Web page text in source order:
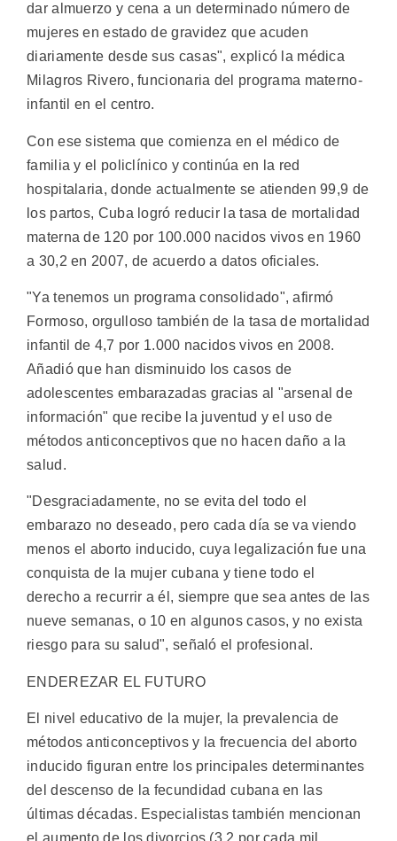
dar almuerzo y cena a un determinado número de
mujeres en estado de gravidez que acuden
diariamente desde sus casas", explicó la médica
Milagros Rivero, funcionaria del programa materno-
infantil en el centro.
Con ese sistema que comienza en el médico de
familia y el policlínico y continúa en la red
hospitalaria, donde actualmente se atienden 99,9 de
los partos, Cuba logró reducir la tasa de mortalidad
materna de 120 por 100.000 nacidos vivos en 1960
a 30,2 en 2007, de acuerdo a datos oficiales.
"Ya tenemos un programa consolidado", afirmó
Formoso, orgulloso también de la tasa de mortalidad
infantil de 4,7 por 1.000 nacidos vivos en 2008.
Añadió que han disminuido los casos de
adolescentes embarazadas gracias al "arsenal de
información" que recibe la juventud y el uso de
métodos anticonceptivos que no hacen daño a la
salud.
"Desgraciadamente, no se evita del todo el
embarazo no deseado, pero cada día se va viendo
menos el aborto inducido, cuya legalización fue una
conquista de la mujer cubana y tiene todo el
derecho a recurrir a él, siempre que sea antes de las
nueve semanas, o 10 en algunos casos, y no exista
riesgo para su salud", señaló el profesional.
ENDEREZAR EL FUTURO
El nivel educativo de la mujer, la prevalencia de
métodos anticonceptivos y la frecuencia del aborto
inducido figuran entre los principales determinantes
del descenso de la fecundidad cubana en las
últimas décadas. Especialistas también mencionan